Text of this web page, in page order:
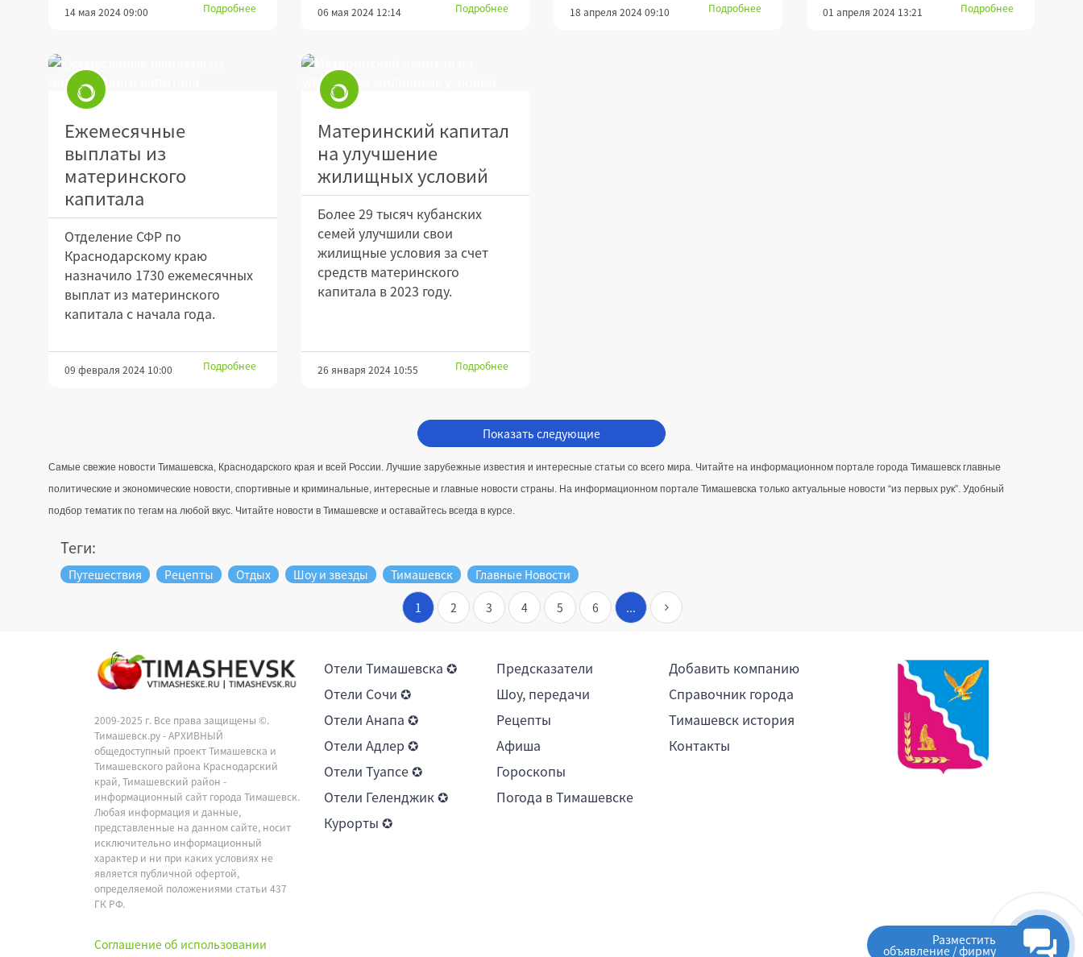
14 мая 2024 09:00 Подробнее 06 мая 2024 12:14 Подробнее 18 апреля 2024 09:10 Подробнее 01 апреля 2024 13:21 Подробнее
Ежемесячные
выплаты из
материнского
капитала
Отделение СФР по
Краснодарскому краю
назначило 1730 ежемесячных
выплат из материнского
капитала с начала года.
09 февраля 2024 10:00 Подробнее
Материнский капитал
на улучшение
жилищных условий
Более 29 тысяч кубанских
семей улучшили свои
жилищные условия за счет
средств материнского
капитала в 2023 году.
26 января 2024 10:55 Подробнее
Показать следующие
Самые свежие новости Тимашевска, Краснодарского края и всей России. Лучшие зарубежные известия и интересные статьи со всего мира. Читайте на информационном портале города Тимашевск главные
политические и экономические новости, спортивные и криминальные, интересные и главные новости страны. На информационном портале Тимашевска только актуальные новости “из первых рук”. Удобный
подбор тематик по тегам на любой вкус. Читайте новости в Тимашевске и оставайтесь всегда в курсе.
Теги:
Путешествия Рецепты Отдых Шоу и звезды Тимашевск Главные Новости
1 2 3 4 5 6 ...
2009-2025 г. Все права защищены ©.
Тимашевск.ру - АРХИВНЫЙ
общедоступный проект Тимашевска и
Тимашевского района Краснодарский
край, Тимашевский район -
информационный сайт города Тимашевск.
Любая информация и данные,
представленные на данном сайте, носит
исключительно информационный
характер и ни при каких условиях не
является публичной офертой,
определяемой положениями статьи 437
ГК РФ.
Соглашение об использовании
Отели Тимашевска ✪
Отели Сочи ✪
Отели Анапа ✪
Отели Адлер ✪
Отели Туапсе ✪
Отели Геленджик ✪
Курорты ✪
Предсказатели
Шоу, передачи
Рецепты
Афиша
Гороскопы
Погода в Тимашевске
Добавить компанию
Справочник города
Тимашевск история
Контакты
Разместить
объявление / фирму